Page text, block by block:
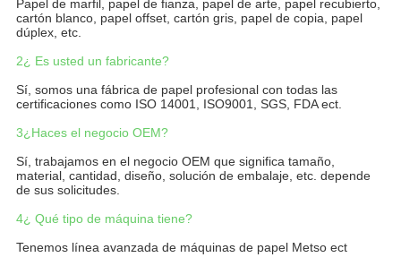
Papel de marfil, papel de fianza, papel de arte, papel recubierto,
cartón blanco, papel offset, cartón gris, papel de copia, papel
dúplex, etc.
2¿ Es usted un fabricante?
Sí, somos una fábrica de papel profesional con todas las
certificaciones como ISO 14001, ISO9001, SGS, FDA ect.
3¿Haces el negocio OEM?
Sí, trabajamos en el negocio OEM que significa tamaño,
material, cantidad, diseño, solución de embalaje, etc. depende
de sus solicitudes.
4¿ Qué tipo de máquina tiene?
Tenemos línea avanzada de máquinas de papel Metso ect